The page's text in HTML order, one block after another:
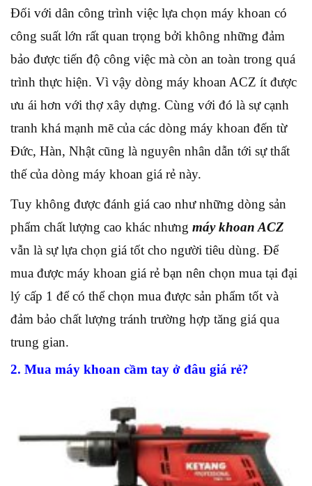
Đối với dân công trình việc lựa chọn máy khoan có
công suất lớn rất quan trọng bởi không những đảm
bảo được tiến độ công việc mà còn an toàn trong quá
trình thực hiện. Vì vậy dòng máy khoan ACZ ít được
ưu ái hơn với thợ xây dựng. Cùng với đó là sự cạnh
tranh khá mạnh mẽ của các dòng máy khoan đến từ
Đức, Hàn, Nhật cũng là nguyên nhân dẫn tới sự thất
thế của dòng máy khoan giá rẻ này.
Tuy không được đánh giá cao như những dòng sản
phẩm chất lượng cao khác nhưng máy khoan ACZ
vẫn là sự lựa chọn giá tốt cho người tiêu dùng. Để
mua được máy khoan giá rẻ bạn nên chọn mua tại đại
lý cấp 1 để có thể chọn mua được sản phẩm tốt và
đảm bảo chất lượng tránh trường hợp tăng giá qua
trung gian.
2. Mua máy khoan cầm tay ở đâu giá rẻ?